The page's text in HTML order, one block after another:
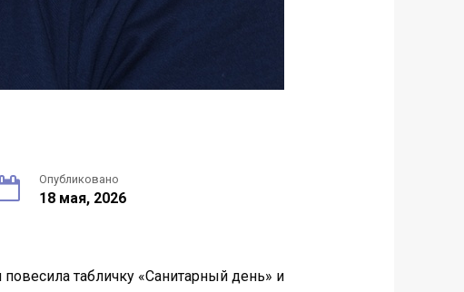
Опубликовано
18 мая, 2026
табличку «Санитарный день» и